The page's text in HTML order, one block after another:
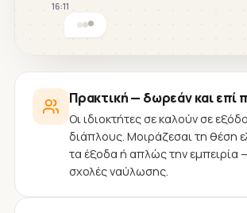
16:11
Πρακτική — δωρεάν και επί
Οι ιδιοκτήτες σε καλούν σε
διάπλους. Μοιράζεσαι τη θέση
τα έξοδα ή απλώς την εμπειρία
σχολές ναύλωσης.